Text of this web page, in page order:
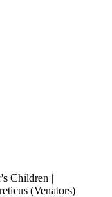
Children |
(Venators)